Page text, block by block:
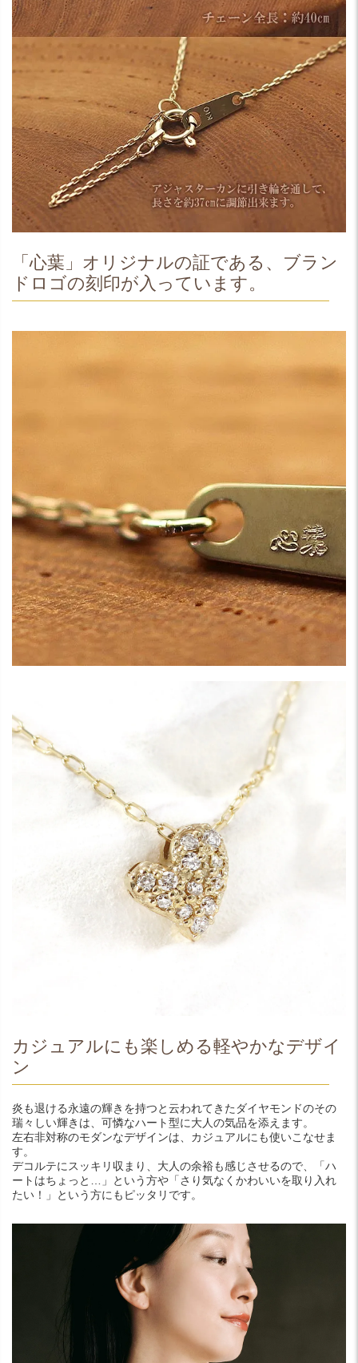
「心葉」オリジナルの証である、ブラン
ドロゴの刻印が入っています。
カジュアルにも楽しめる軽やかなデザイ
ン
炎も退ける永遠の輝きを持つと云われてきたダイヤモンドのその
瑞々しい輝きは、可憐なハート型に大人の気品を添えます。
左右非対称のモダンなデザインは、カジュアルにも使いこなせま
す。
デコルテにスッキリ収まり、大人の余裕も感じさせるので、「ハ
ートはちょっと…」という方や「さり気なくかわいいを取り入れ
たい！」という方にもピッタリです。